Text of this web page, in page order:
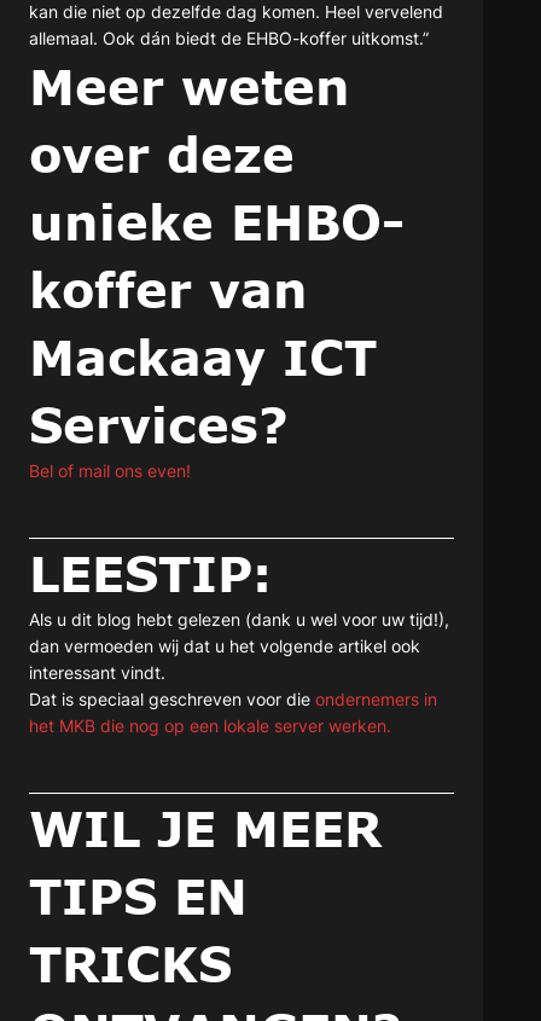
kan die niet op dezelfde dag komen. Heel vervelend
allemaal. Ook dán biedt de EHBO-koffer uitkomst.”
Meer weten
over deze
unieke EHBO-
koffer van
Mackaay ICT
Services?
Bel of mail ons even!
LEESTIP:
Als u dit blog hebt gelezen (dank u wel voor uw tijd!),
dan vermoeden wij dat u het volgende artikel ook
interessant vindt.
Dat is speciaal geschreven voor die ondernemers in
het MKB die nog op een lokale server werken.
WIL JE MEER
TIPS EN
TRICKS